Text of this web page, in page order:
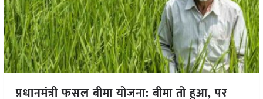
प्रधानमंत्री फसल बीमा योजना: बीमा तो हुआ, पर